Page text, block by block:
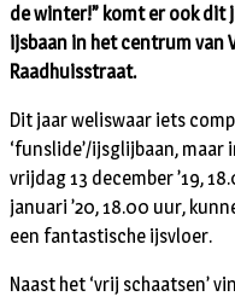
de winter!” komt er ook dit
ijsbaan in het centrum van
Raadhuisstraat.
Dit jaar weliswaar iets
‘funslide’/ijsglijbaan,
vrijdag 13 december ’19,
januari ’20, 18.00 uur,
een fantastische ijsvloer.
Naast het ‘vrij schaatsen’